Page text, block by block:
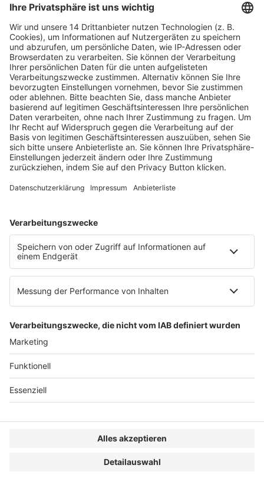
Fachmedien Recht und Wirtschaft
Ein Fachbereich der
dfv Mediengruppe
https://www.ruw.de